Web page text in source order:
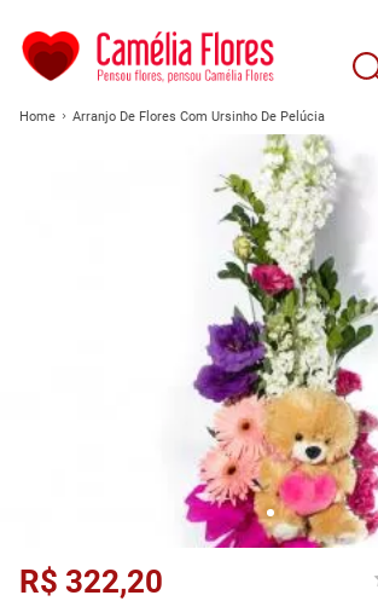
Home Arranjo De Flores Com Ursinho De Pelúcia
R$ 322,20